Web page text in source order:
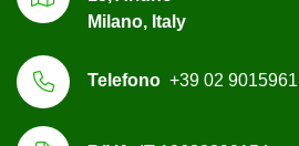
Milano, Italy
Telefono +39 02 9015961